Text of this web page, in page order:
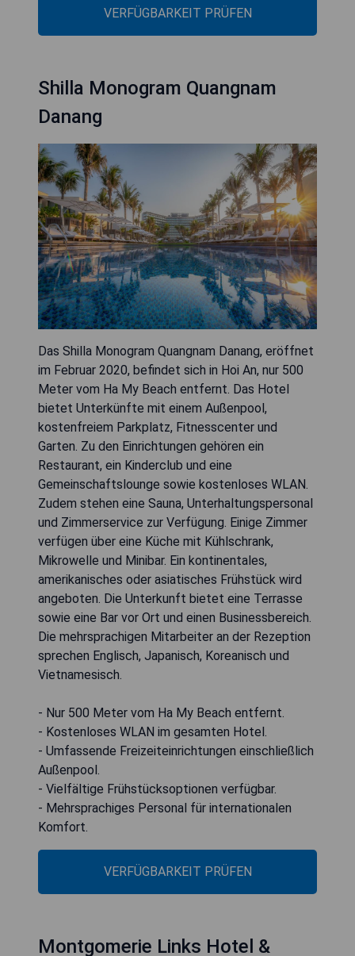
VERFÜGBARKEIT PRÜFEN
Shilla Monogram Quangnam
Danang
Das Shilla Monogram Quangnam Danang, eröffnet
im Februar 2020, befindet sich in Hoi An, nur 500
Meter vom Ha My Beach entfernt. Das Hotel
bietet Unterkünfte mit einem Außenpool,
kostenfreiem Parkplatz, Fitnesscenter und
Garten. Zu den Einrichtungen gehören ein
Restaurant, ein Kinderclub und eine
Gemeinschaftslounge sowie kostenloses WLAN.
Zudem stehen eine Sauna, Unterhaltungspersonal
und Zimmerservice zur Verfügung. Einige Zimmer
verfügen über eine Küche mit Kühlschrank,
Mikrowelle und Minibar. Ein kontinentales,
amerikanisches oder asiatisches Frühstück wird
angeboten. Die Unterkunft bietet eine Terrasse
sowie eine Bar vor Ort und einen Businessbereich.
Die mehrsprachigen Mitarbeiter an der Rezeption
sprechen Englisch, Japanisch, Koreanisch und
Vietnamesisch.
- Nur 500 Meter vom Ha My Beach entfernt.
- Kostenloses WLAN im gesamten Hotel.
- Umfassende Freizeiteinrichtungen einschließlich
Außenpool.
- Vielfältige Frühstücksoptionen verfügbar.
- Mehrsprachiges Personal für internationalen
Komfort.
VERFÜGBARKEIT PRÜFEN
Montgomerie Links Hotel &